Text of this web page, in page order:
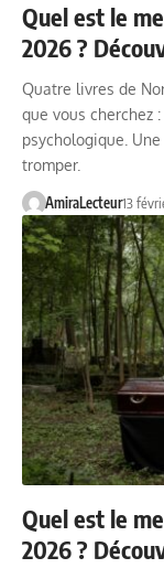
Quel est le
2026 ?
Quatre livres de
que vous cherchez
psychologique.
tromper.
AmiraLecteur13
Quel est le
2026 ?